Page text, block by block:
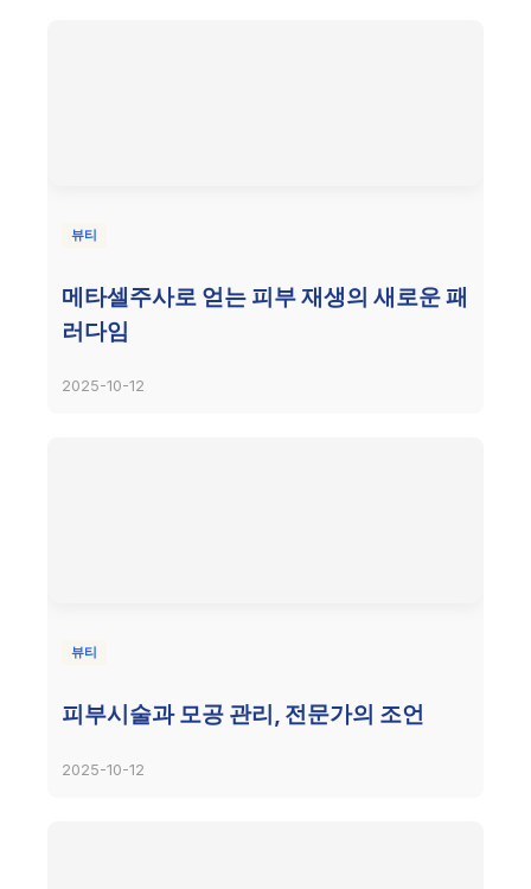
뷰티
메타셀주사로 얻는 피부 재생의 새로운 패
러다임
2025-10-12
뷰티
피부시술과 모공 관리, 전문가의 조언
2025-10-12